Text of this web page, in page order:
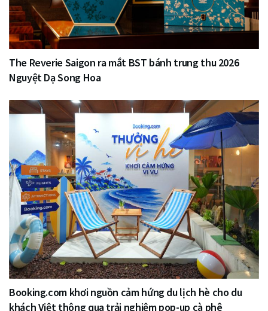
The Reverie Saigon ra mắt BST bánh trung thu 2026
Nguyệt Dạ Song Hoa
Booking.com khơi nguồn cảm hứng du lịch hè cho du
khách Việt thông qua trải nghiệm pop-up cà phê